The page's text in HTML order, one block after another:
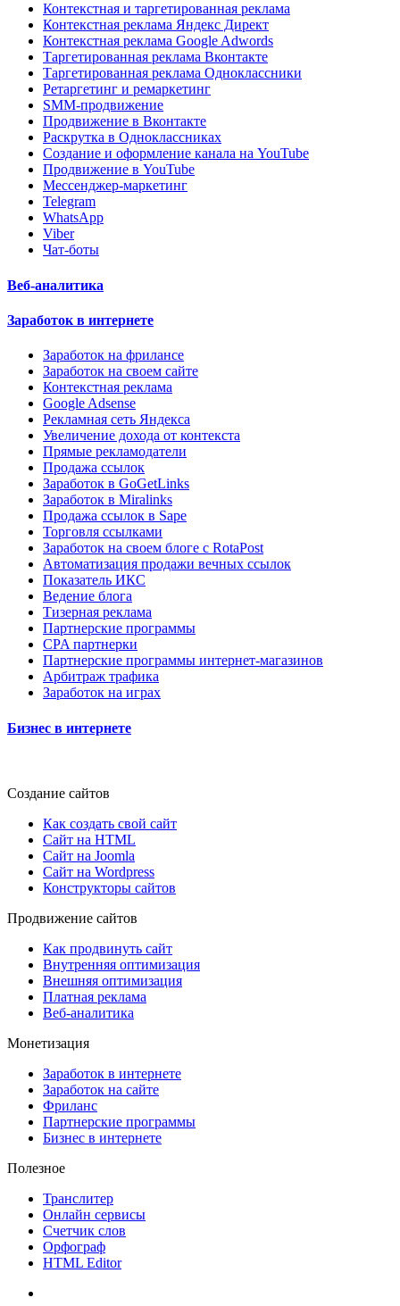
Контекстная и таргетированная реклама
Контекстная реклама Яндекс Директ
Контекстная реклама Google Adwords
Таргетированная реклама Вконтакте
Таргетированная реклама Одноклассники
Ретаргетинг и ремаркетинг
SMM-продвижение
Продвижение в Вконтакте
Раскрутка в Одноклассниках
Создание и оформление канала на YouTube
Продвижение в YouTube
Мессенджер-маркетинг
Telegram
WhatsApp
Viber
Чат-боты
Веб-аналитика
Заработок в интернете
Заработок на фрилансе
Заработок на своем сайте
Контекстная реклама
Google Adsense
Рекламная сеть Яндекса
Увеличение дохода от контекста
Прямые рекламодатели
Продажа ссылок
Заработок в GoGetLinks
Заработок в Miralinks
Продажа ссылок в Sape
Торговля ссылками
Заработок на своем блоге с RotaPost
Автоматизация продажи вечных ссылок
Показатель ИКС
Ведение блога
Тизерная реклама
Партнерские программы
CPA партнерки
Партнерские программы интернет-магазинов
Арбитраж трафика
Заработок на играх
Бизнес в интернете
Создание сайтов
Как создать свой сайт
Сайт на HTML
Сайт на Joomla
Сайт на Wordpress
Конструкторы сайтов
Продвижение сайтов
Как продвинуть сайт
Внутренняя оптимизация
Внешняя оптимизация
Платная реклама
Веб-аналитика
Монетизация
Заработок в интернете
Заработок на сайте
Фриланс
Партнерские программы
Бизнес в интернете
Полезное
Транслитер
Онлайн сервисы
Счетчик слов
Орфограф
HTML Editor